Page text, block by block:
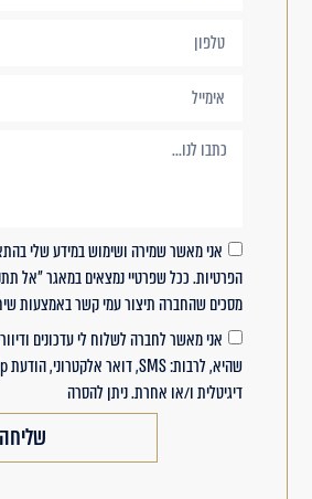
אני מאשר שמירה ושימוש במידע שלי
הפרטיות. ככל שפרטיי נמצאים במאגר "אל
מסכים שהחברה תיצור עמי קשר באמצעות
אני מאשר לחברה לשלוח לי עדכונים
דיגיטלית ו/או אחרת. ניתן להסרה
שליחה